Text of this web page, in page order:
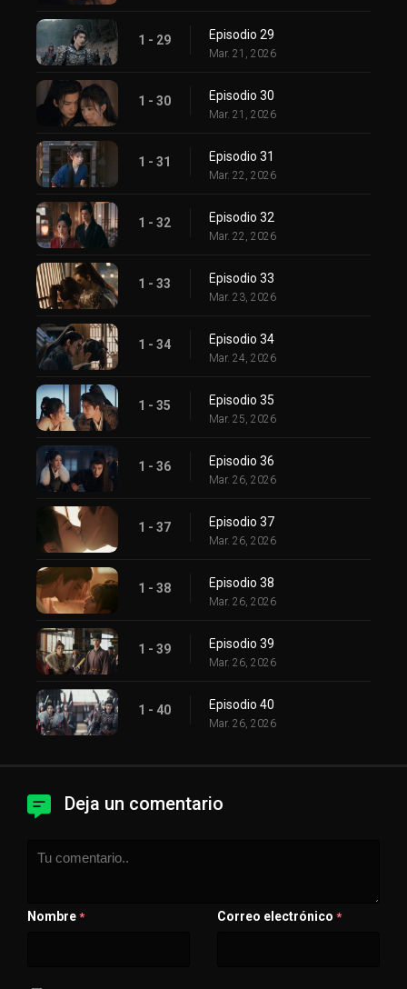
1 - 29 Episodio 29
Mar. 21, 2026
1 - 30 Episodio 30
Mar. 21, 2026
1 - 31 Episodio 31
Mar. 22, 2026
1 - 32 Episodio 32
Mar. 22, 2026
1 - 33 Episodio 33
Mar. 23, 2026
1 - 34 Episodio 34
Mar. 24, 2026
1 - 35 Episodio 35
Mar. 25, 2026
1 - 36 Episodio 36
Mar. 26, 2026
1 - 37 Episodio 37
Mar. 26, 2026
1 - 38 Episodio 38
Mar. 26, 2026
1 - 39 Episodio 39
Mar. 26, 2026
1 - 40 Episodio 40
Mar. 26, 2026
Deja un comentario
Nombre * Correo electrónico *